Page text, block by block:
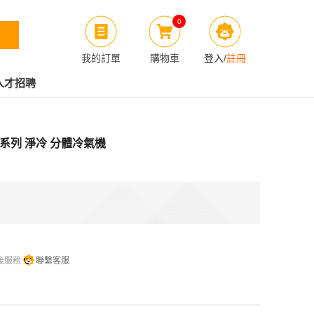
我的訂單
0
購物車 登入/註冊
才招聘
列 淨冷 分體冷氣機
服務 聯繫客服